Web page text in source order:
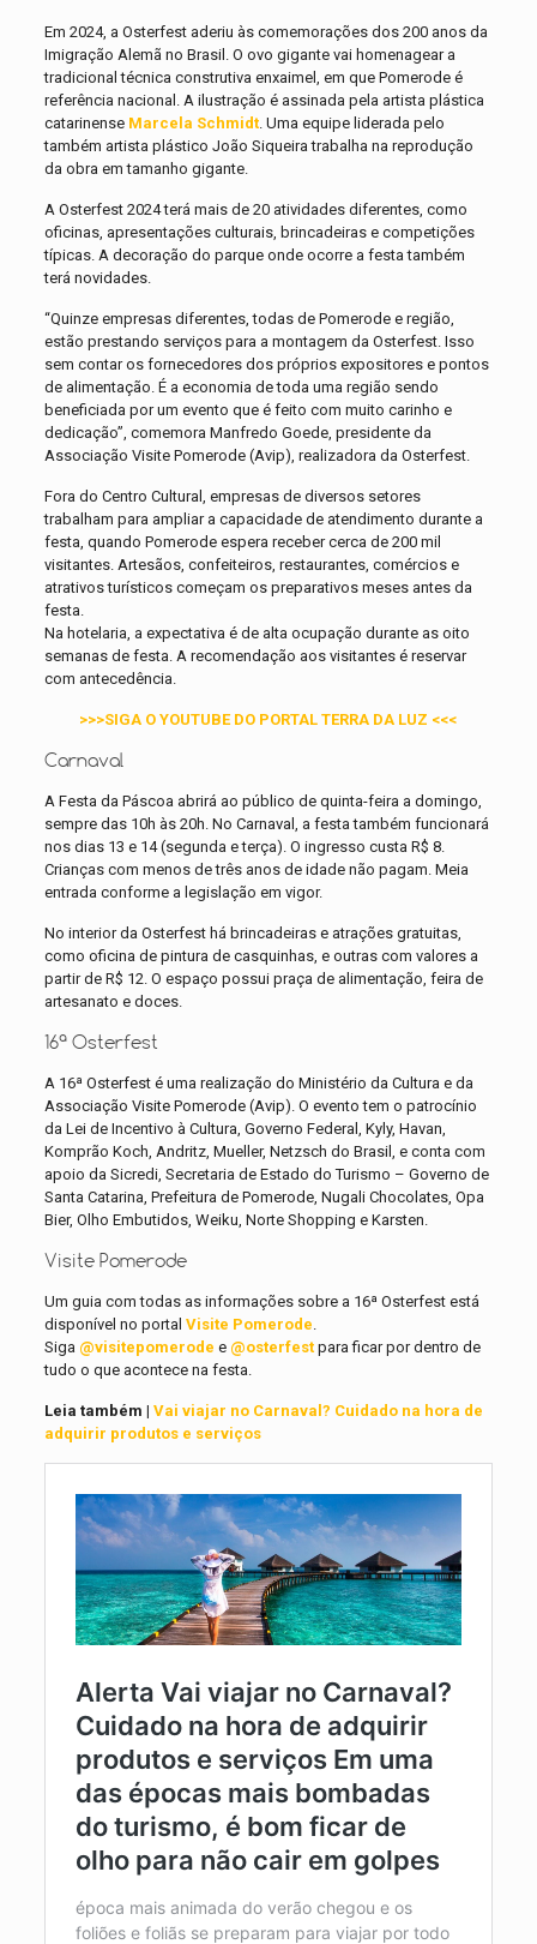
Em 2024, a Osterfest aderiu às comemorações dos 200 anos da
Imigração Alemã no Brasil. O ovo gigante vai homenagear a
tradicional técnica construtiva enxaimel, em que Pomerode é
referência nacional. A ilustração é assinada pela artista plástica
catarinense Marcela Schmidt. Uma equipe liderada pelo
também artista plástico João Siqueira trabalha na reprodução
da obra em tamanho gigante.
A Osterfest 2024 terá mais de 20 atividades diferentes, como
oficinas, apresentações culturais, brincadeiras e competições
típicas. A decoração do parque onde ocorre a festa também
terá novidades.
“Quinze empresas diferentes, todas de Pomerode e região,
estão prestando serviços para a montagem da Osterfest. Isso
sem contar os fornecedores dos próprios expositores e pontos
de alimentação. É a economia de toda uma região sendo
beneficiada por um evento que é feito com muito carinho e
dedicação”, comemora Manfredo Goede, presidente da
Associação Visite Pomerode (Avip), realizadora da Osterfest.
Fora do Centro Cultural, empresas de diversos setores
trabalham para ampliar a capacidade de atendimento durante a
festa, quando Pomerode espera receber cerca de 200 mil
visitantes. Artesãos, confeiteiros, restaurantes, comércios e
atrativos turísticos começam os preparativos meses antes da
festa.
Na hotelaria, a expectativa é de alta ocupação durante as oito
semanas de festa. A recomendação aos visitantes é reservar
com antecedência.
>>>SIGA O YOUTUBE DO PORTAL TERRA DA LUZ <<<
Carnaval
A Festa da Páscoa abrirá ao público de quinta-feira a domingo,
sempre das 10h às 20h. No Carnaval, a festa também funcionará
nos dias 13 e 14 (segunda e terça). O ingresso custa R$ 8.
Crianças com menos de três anos de idade não pagam. Meia
entrada conforme a legislação em vigor.
No interior da Osterfest há brincadeiras e atrações gratuitas,
como oficina de pintura de casquinhas, e outras com valores a
partir de R$ 12. O espaço possui praça de alimentação, feira de
artesanato e doces.
16ª Osterfest
A 16ª Osterfest é uma realização do Ministério da Cultura e da
Associação Visite Pomerode (Avip). O evento tem o patrocínio
da Lei de Incentivo à Cultura, Governo Federal, Kyly, Havan,
Komprão Koch, Andritz, Mueller, Netzsch do Brasil, e conta com
apoio da Sicredi, Secretaria de Estado do Turismo – Governo de
Santa Catarina, Prefeitura de Pomerode, Nugali Chocolates, Opa
Bier, Olho Embutidos, Weiku, Norte Shopping e Karsten.
Visite Pomerode
Um guia com todas as informações sobre a 16ª Osterfest está
disponível no portal Visite Pomerode
Siga @visitepomerode e @osterfestpara ficar por dentro de
tudo o que acontece na festa.
Leia também | Vai viajar no Carnaval? Cuidado na hora de
adquirir produtos e serviços